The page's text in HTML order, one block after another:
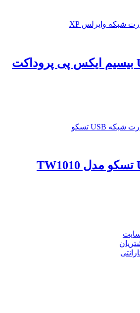
کارت شبکه USB بیسیم ایکس پی پروداکت